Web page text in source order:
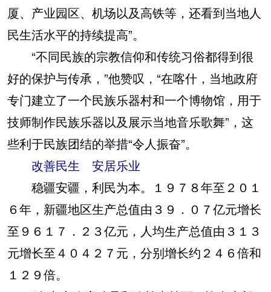
厦、产业园区、机场以及高铁等，还看到当地人
民生活水平的持续提高”。
“不同民族的宗教信仰和传统习俗都得到很
好的保护与传承，”他赞叹，“在喀什，当地政府
专门建立了一个民族乐器村和一个博物馆，用于
技师制作民族乐器以及展示当地音乐歌舞”，这
些利于民族团结的举措“令人振奋”。
改善民生 安居乐业
稳疆安疆，利民为本。１９７８年至２０１
６年，新疆地区生产总值由３９．０７亿元增长
至９６１７．２３亿元，人均生产总值由３１３
元增长至４０４２７元，分别增长约２４６倍和
１２９倍。